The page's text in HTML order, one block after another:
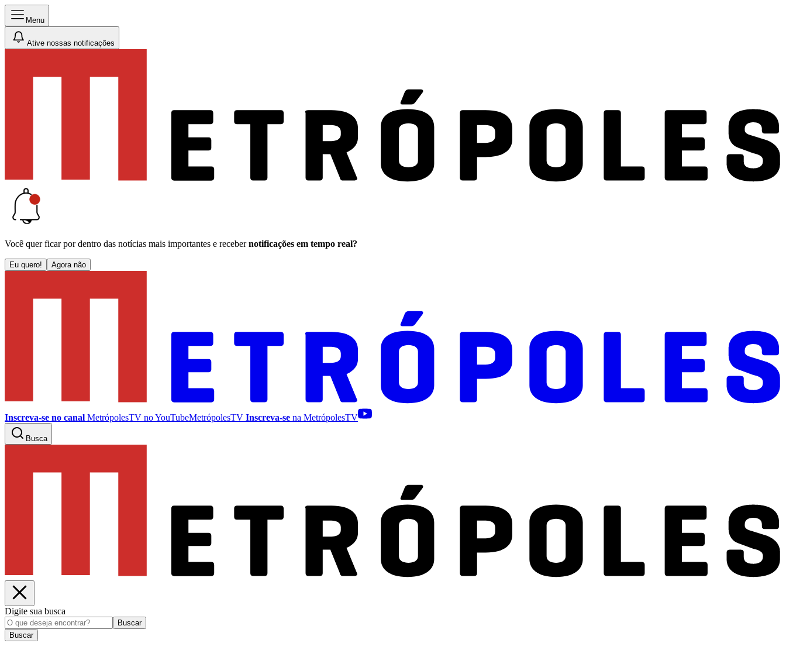
Menu
Ative nossas notificações
Você quer ficar por dentro das notícias mais importantes e receber notificações em tempo real?
Eu quero! Agora não
Inscreva-se no canal MetrópolesTV noYouTubeMetrópolesTV Inscreva-se na MetrópolesTV
Busca
Digite sua busca
Buscar
Buscar